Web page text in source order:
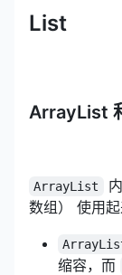
List
ArrayList
ArrayList
数组） 使用起
缩容，而